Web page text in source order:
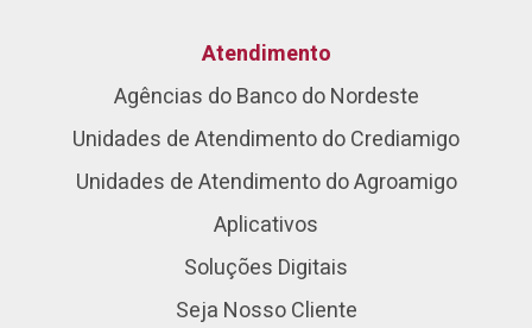
Atendimento
Agências do Banco do Nordeste
Unidades de Atendimento do Crediamigo
Unidades de Atendimento do Agroamigo
Aplicativos
Soluções Digitais
Seja Nosso Cliente